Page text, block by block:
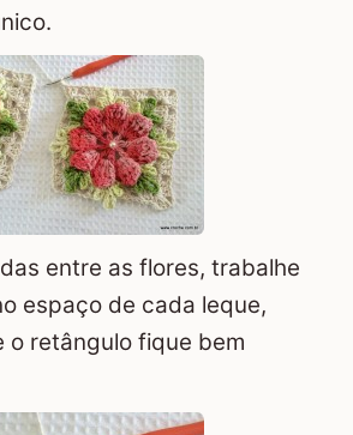
entre as flores, trabalhe
espaço de cada leque,
o retângulo fique bem